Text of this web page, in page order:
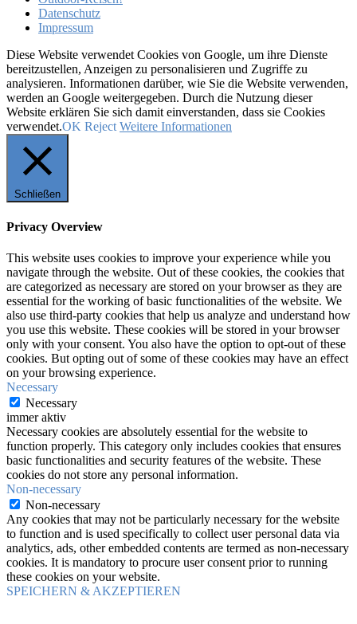
Datenschutz
Impressum
Diese Website verwendet Cookies von Google, um ihre Dienste
bereitzustellen, Anzeigen zu personalisieren und Zugriffe zu
analysieren. Informationen darüber, wie Sie die Website verwenden,
werden an Google weitergegeben. Durch die Nutzung dieser
Website erklären Sie sich damit einverstanden, dass sie Cookies
verwendet.OK Reject Weitere Informationen
Schließen
Privacy Overview
This website uses cookies to improve your experience while you
navigate through the website. Out of these cookies, the cookies that
are categorized as necessary are stored on your browser as they are
essential for the working of basic functionalities of the website. We
also use third-party cookies that help us analyze and understand how
you use this website. These cookies will be stored in your browser
only with your consent. You also have the option to opt-out of these
cookies. But opting out of some of these cookies may have an effect
on your browsing experience.
Necessary
Necessary
immer aktiv
Necessary cookies are absolutely essential for the website to
function properly. This category only includes cookies that ensures
basic functionalities and security features of the website. These
cookies do not store any personal information.
Non-necessary
Non-necessary
Any cookies that may not be particularly necessary for the website
to function and is used specifically to collect user personal data via
analytics, ads, other embedded contents are termed as non-necessary
cookies. It is mandatory to procure user consent prior to running
these cookies on your website.
SPEICHERN & AKZEPTIEREN